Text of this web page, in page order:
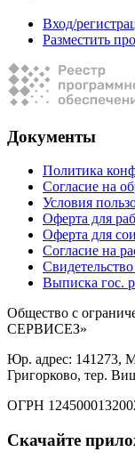
Вход/
Разместить
Документы
Политика
Согласие на
Условия
Оферта для
Оферта для
Согласие на
Выписка гос.
Общество с
СЕРВИСЕЗ»
Юр. адрес: 141273,
Григорково, тер.
ОГРН
Скачайте